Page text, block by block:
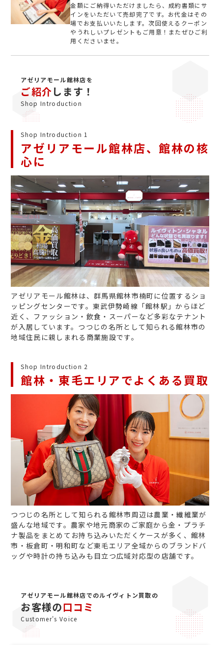
金額にご納得いただけましたら、成約書類にサ
インをいただいて売却完了です。お代金はその
場でお支払いいたします。次回使えるクーポン
やうれしいプレゼントもご用意！またぜひご利
用くださいませ。
アゼリアモール館林店を
ご紹介します！
Shop Introduction
Shop Introduction 1
アゼリアモール館林店、館林の核
心に
アゼリアモール館林は、群馬県館林市楠町に位置するショ
ッピングセンターです。東武伊勢崎線「館林駅」からほど
近く、ファッション・飲食・スーパーなど多彩なテナント
が入居しています。つつじの名所として知られる館林市の
地域住民に親しまれる商業施設です。
Shop Introduction 2
館林・東毛エリアでよくある買取
つつじの名所として知られる館林市周辺は農業・繊維業が
盛んな地域です。農家や地元商家のご家庭から金・プラチ
ナ製品をまとめてお持ち込みいただくケースが多く、館林
市・板倉町・明和町など東毛エリア全域からのブランドバ
ッグや時計の持ち込みも目立つ広域対応型の店舗です。
アゼリアモール館林店でのルイヴィトン買取の
お客様の口コミ
Customer's Voice